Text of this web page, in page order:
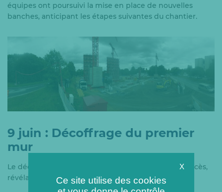
équipes ont poursuivi la mise en place de nouvelles
banches, anticipant les étapes suivantes du chantier.
9 juin : Décoffrage du premier
mur
Le décoffrage du premier mur a été réalisé avec succès,
révélant la structure brute du mur de séparation.
X
Ce site utilise des cookies